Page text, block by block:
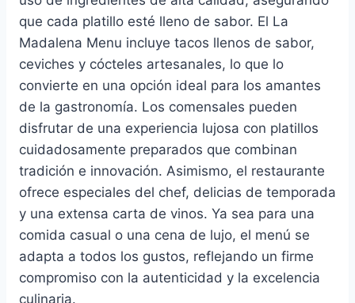
que cada platillo esté lleno de sabor. El La
Madalena Menu incluye tacos llenos de sabor,
ceviches y cócteles artesanales, lo que lo
convierte en una opción ideal para los amantes
de la gastronomía. Los comensales pueden
disfrutar de una experiencia lujosa con platillos
cuidadosamente preparados que combinan
tradición e innovación. Asimismo, el restaurante
ofrece especiales del chef, delicias de temporada
y una extensa carta de vinos. Ya sea para una
comida casual o una cena de lujo, el menú se
adapta a todos los gustos, reflejando un firme
compromiso con la autenticidad y la excelencia
culinaria.